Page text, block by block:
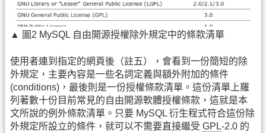
▲ 圖2 MySQL 自由開源授權除外規定中的條款清單
使用者連到指定的網頁後（註五），會看到一份簡短的除
外規定，主要內容是一些名詞定義與額外附加的條件
(conditions)，最後則是一份授權條款清單。這份清單上羅
列著數十份目前常見的自由開源軟體授權條款，這就是本
文所說的例外條款清單。只要 MySQL 衍生程式符合這份除
外規定所設立的條件，就可以不需要直接繼受 GPL-2.0 的